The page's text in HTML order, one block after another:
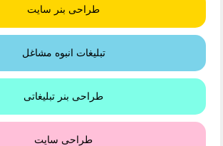
طراحی بنر سایت
تبلیغات انبوه مشاغل
طراحی بنر تبلیغاتی
طراحی سایت